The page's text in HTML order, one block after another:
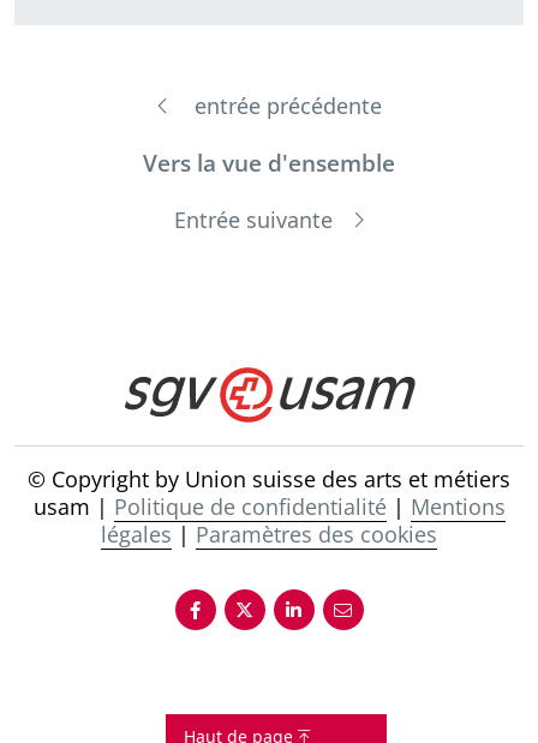
entrée précédente
Vers la vue d'ensemble
Entrée suivante
© Copyright by Union suisse des arts et métiers
usam | Politique de confidentialité| Mentions
légales | Paramètres des cookies
Haut de page